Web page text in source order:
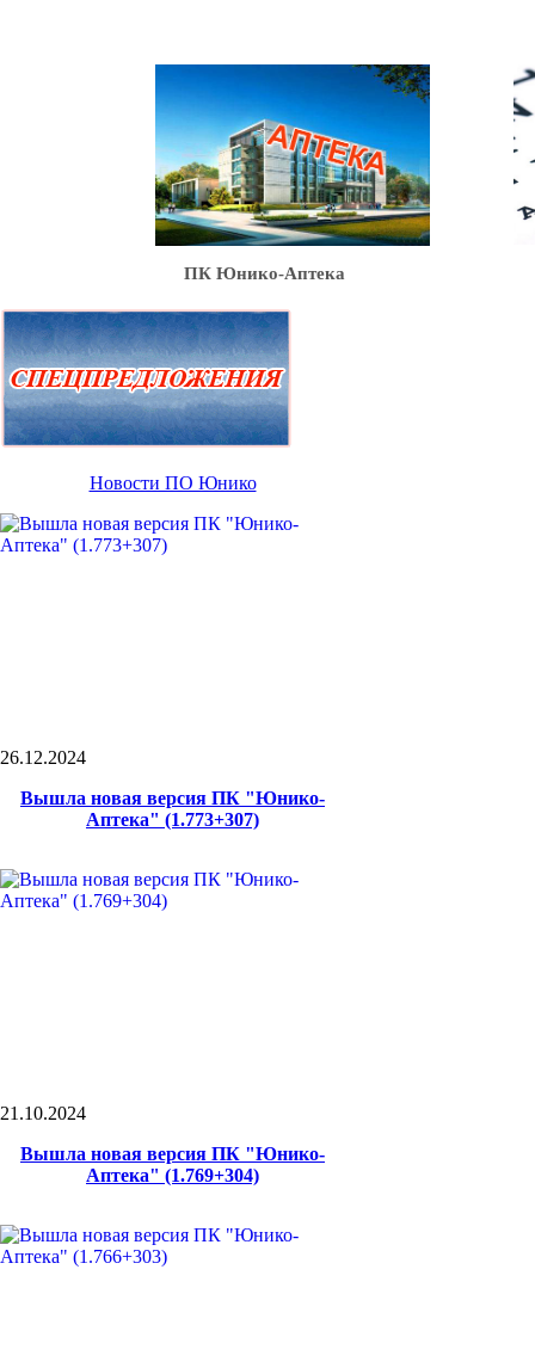
ПК Юнико-Аптека
Новости ПО Юнико
26.12.2024
Вышла новая версия ПК "Юнико-
Аптека" (1.773+307)
21.10.2024
Вышла новая версия ПК "Юнико-
Аптека" (1.769+304)